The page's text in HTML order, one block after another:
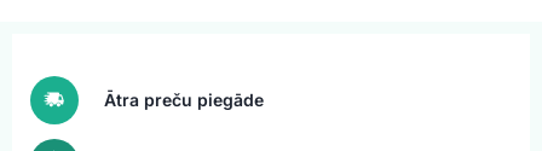
Ātra preču piegāde